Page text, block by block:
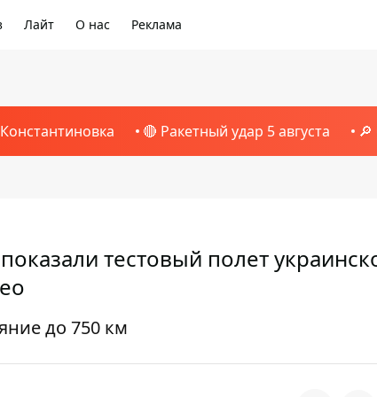
Лайт О нас Реклама
🔴 Ракетный удар 5 августа
тестовый полет
до 750 км